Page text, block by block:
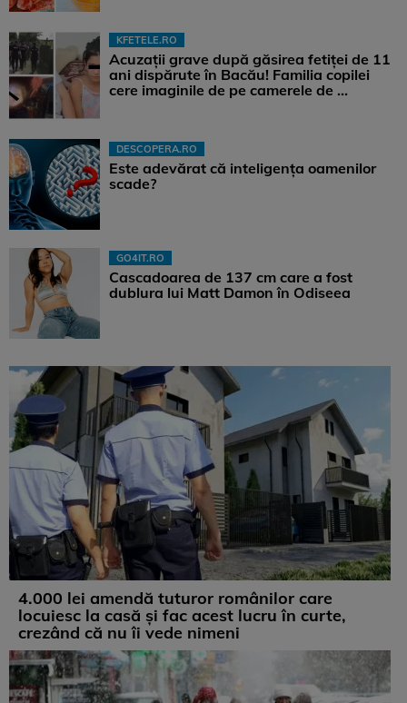
KFETELE.RO
Acuzații grave după găsirea fetiței de 11
ani dispărute în Bacău! Familia copilei
cere imaginile de pe camerele de ...
DESCOPERA.RO
Este adevărat că inteligența oamenilor
scade?
GO4IT.RO
Cascadoarea de 137 cm care a fost
dublura lui Matt Damon în Odiseea
4.000 lei amendă tuturor românilor care
locuiesc la casă și fac acest lucru în curte,
crezând că nu îi vede nimeni